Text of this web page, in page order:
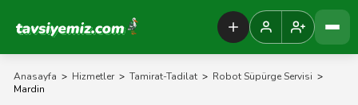
Tavsiyemiz Anasayfa
Anasayfa > Hizmetler > Tamirat-Tadilat > Robot Süpürge Servisi >
Mardin